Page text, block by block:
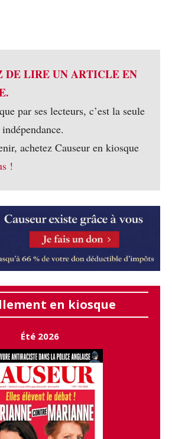
DE LIRE UN ARTICLE EN
par ses lecteurs, c’est la seule
achetez Causeur en kiosque
!
en kiosque
Été 2026